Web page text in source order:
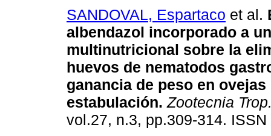
SANDOVAL, Espartaco et al.
albendazol incorporado a
multinutricional sobre la
huevos de nematodos
ganancia de peso en ovejas
estabulación. Zootecnia
vol.27, n.3, pp.309-314.